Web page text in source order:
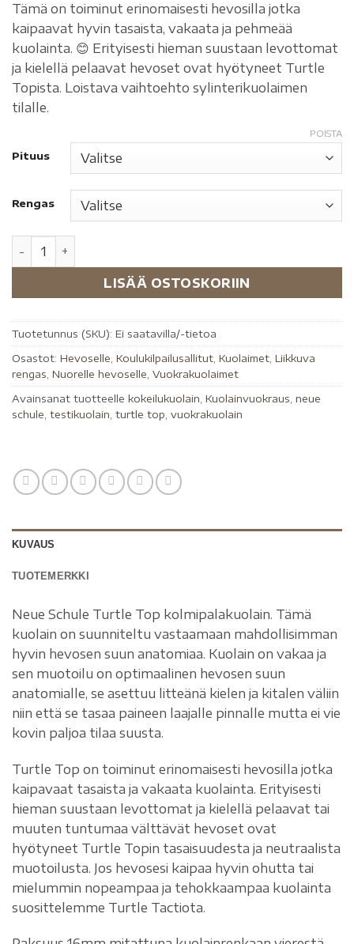
Tämä on toiminut erinomaisesti hevosilla jotka
kaipaavat hyvin tasaista, vakaata ja pehmeää
kuolainta. 😊 Erityisesti hieman suustaan levottomat
ja kielellä pelaavat hevoset ovat hyötyneet Turtle
Topista. Loistava vaihtoehto sylinterikuolaimen
tilalle.
Pituus
Rengas
POISTA
LISÄÄ OSTOSKORIIN
Tuotetunnus (SKU): Ei saatavilla/-tietoa
Osastot: Hevoselle Koulukilpailusallitut Kuolaimet Liikkuva
rengas Nuorelle hevoselle Vuokrakuolaimet
Avainsanat tuotteelle kokeilukuolain Kuolainvuokraus neue
schule testikuolain turtle top vuokrakuolain
KUVAUS
TUOTEMERKKI
Neue Schule Turtle Top kolmipalakuolain. Tämä
kuolain on suunniteltu vastaamaan mahdollisimman
hyvin hevosen suun anatomiaa. Kuolain on vakaa ja
sen muotoilu on optimaalinen hevosen suun
anatomialle, se asettuu litteänä kielen ja kitalen väliin
niin että se tasaa paineen laajalle pinnalle mutta ei vie
kovin paljoa tilaa suusta.
Turtle Top on toiminut erinomaisesti hevosilla jotka
kaipavaat tasaista ja vakaata kuolainta. Erityisesti
hieman suustaan levottomat ja kielellä pelaavat tai
muuten tuntumaa välttävät hevoset ovat
hyötyneet Turtle Topin tasaisuudesta ja neutraalista
muotoilusta. Jos hevosesi kaipaa hyvin ohutta tai
mielummin nopeampaa ja tehokkaampaa kuolainta
suosittelemme Turtle Tactiota.